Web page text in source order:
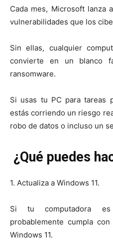
Cada mes, Microsoft lanza
vulnerabilidades que los
Sin ellas, cualquier
convierte en un blanco
ransomware.
Si usas tu PC para tareas
estás corriendo un riesgo
robo de datos o incluso un
¿Qué puedes
1. Actualiza a Windows 11.
Si tu computadora es
probablemente cumpla
Windows 11.